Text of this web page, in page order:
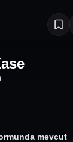
mevcut